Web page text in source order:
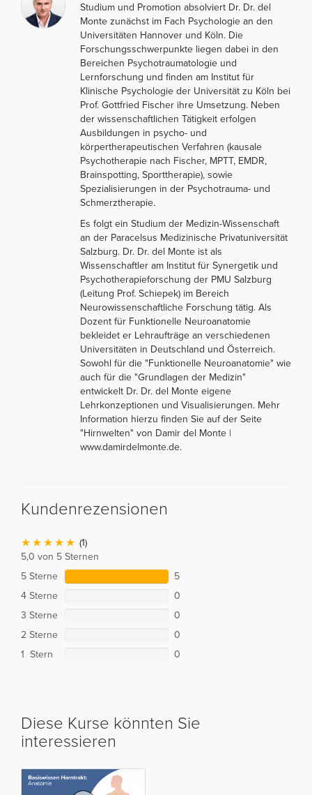
Studium und Promotion absolviert Dr. Dr. del
Monte zunächst im Fach Psychologie an den
Universitäten Hannover und Köln. Die
Forschungsschwerpunkte liegen dabei in den
Bereichen Psychotraumatologie und
Lernforschung und finden am Institut für
Klinische Psychologie der Universität zu Köln bei
Prof. Gottfried Fischer ihre Umsetzung. Neben
der wissenschaftlichen Tätigkeit erfolgen
Ausbildungen in psycho- und
körpertherapeutischen Verfahren (kausale
Psychotherapie nach Fischer, MPTT, EMDR,
Brainspotting, Sporttherapie), sowie
Spezialisierungen in der Psychotrauma- und
Schmerztherapie.
Es folgt ein Studium der Medizin-Wissenschaft
an der Paracelsus Medizinische Privatuniversität
Salzburg. Dr. Dr. del Monte ist als
Wissenschaftler am Institut für Synergetik und
Psychotherapieforschung der PMU Salzburg
(Leitung Prof. Schiepek) im Bereich
Neurowissenschaftliche Forschung tätig. Als
Dozent für Funktionelle Neuroanatomie
bekleidet er Lehraufträge an verschiedenen
Universitäten in Deutschland und Österreich.
Sowohl für die "Funktionelle Neuroanatomie" wie
auch für die "Grundlagen der Medizin"
entwickelt Dr. Dr. del Monte eigene
Lehrkonzeptionen und Visualisierungen. Mehr
Information hierzu finden Sie auf der Seite
"Hirnwelten" von Damir del Monte |
www.damirdelmonte.de.
Kundenrezensionen
(1)
5,0 von 5 Sternen
5 Sterne
5
4 Sterne
0
3 Sterne
0
2 Sterne
0
1 Stern
0
Diese Kurse könnten Sie
interessieren